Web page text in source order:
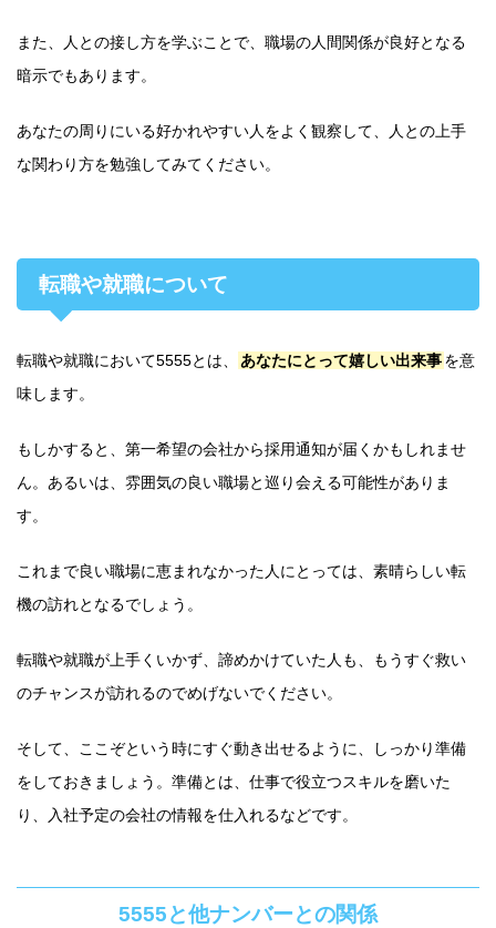
また、人との接し方を学ぶことで、職場の人間関係が良好となる
暗示でもあります。
あなたの周りにいる好かれやすい人をよく観察して、人との上手
な関わり方を勉強してみてください。
転職や就職について
転職や就職において5555とは、 あなたにとって嬉しい出来事を意
味します。
もしかすると、第一希望の会社から採用通知が届くかもしれませ
ん。あるいは、雰囲気の良い職場と巡り会える可能性がありま
す。
これまで良い職場に恵まれなかった人にとっては、素晴らしい転
機の訪れとなるでしょう。
転職や就職が上手くいかず、諦めかけていた人も、もうすぐ救い
のチャンスが訪れるのでめげないでください。
そして、ここぞという時にすぐ動き出せるように、しっかり準備
をしておきましょう。準備とは、仕事で役立つスキルを磨いた
り、入社予定の会社の情報を仕入れるなどです。
5555と他ナンバーとの関係